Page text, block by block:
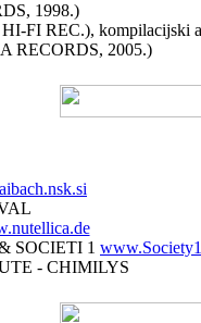
1998.)
FI REC.), kompilacijski
RECORDS, 2005.)
SOCIETI 1
- CHIMILYS